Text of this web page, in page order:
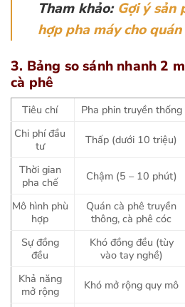
Tham khảo: Gợi ý sản
hợp pha máy cho quán
3. Bảng so sánh nhanh 2
cà phê
Tiêu chí Pha phin truyền thống
Chi phí đầu
tư
Thấp (dưới 10 triệu)
Thời gian
pha chế
Chậm (5 – 10 phút)
Mô hình phù
hợp
Quán cà phê truyền
thông, cà phê cóc
Sự đồng
đều
Khó đồng đều (tùy
vào tay nghề)
Khả năng
mở rộng
Khó mở rộng quy mô